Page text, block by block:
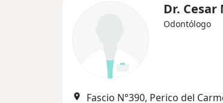
Dr. Cesar
Odontólogo
Fascio N°390, Perico del